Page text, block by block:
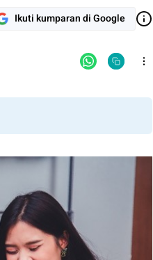
Ikuti kumparan di Google